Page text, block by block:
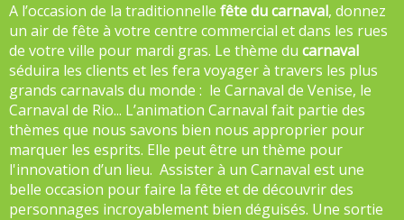
A l’occasion de la traditionnelle fête du carnaval, donnez
un air de fête à votre centre commercial et dans les rues
de votre ville pour mardi gras. Le thème du carnaval
séduira les clients et les fera voyager à travers les plus
grands carnavals du monde : le Carnaval de Venise, le
Carnaval de Rio... L’animation Carnaval fait partie des
thèmes que nous savons bien nous approprier pour
marquer les esprits. Elle peut être un thème pour
l'innovation d’un lieu. Assister à un Carnaval est une
belle occasion pour faire la fête et de découvrir des
personnages incroyablement bien déguisés. Une sortie